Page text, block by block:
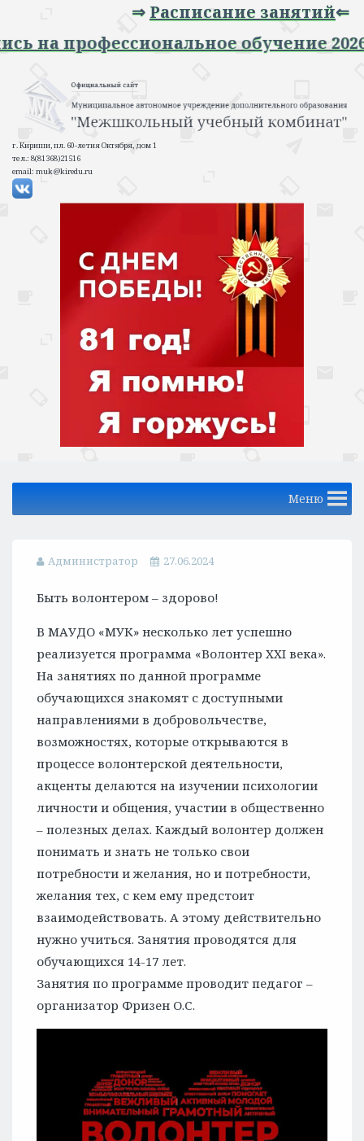
⇒Расписание занятий⇐
на профессиональное обучение
г. Кириши, пл. 60-летия Октября, дом 1
тел.: 8(81368)21516
email: muk@kiredu.ru
Меню
Администратор 27.06.2024
Быть волонтером – здорово!
В МАУДО «МУК» несколько лет успешно
реализуется программа «Волонтер XXI века».
На занятиях по данной программе
обучающихся знакомят с доступными
направлениями в добровольчестве,
возможностях, которые открываются в
процессе волонтерской деятельности,
акценты делаются на изучении психологии
личности и общения, участии в общественно
– полезных делах. Каждый волонтер должен
понимать и знать не только свои
потребности и желания, но и потребности,
желания тех, с кем ему предстоит
взаимодействовать. А этому действительно
нужно учиться. Занятия проводятся для
обучающихся 14-17 лет.
Занятия по программе проводит педагог –
организатор Фризен О.С.